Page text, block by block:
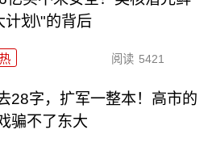
计划\"的背后
阅读 5421
28字，扩军一整本！高市的
骗不了东大